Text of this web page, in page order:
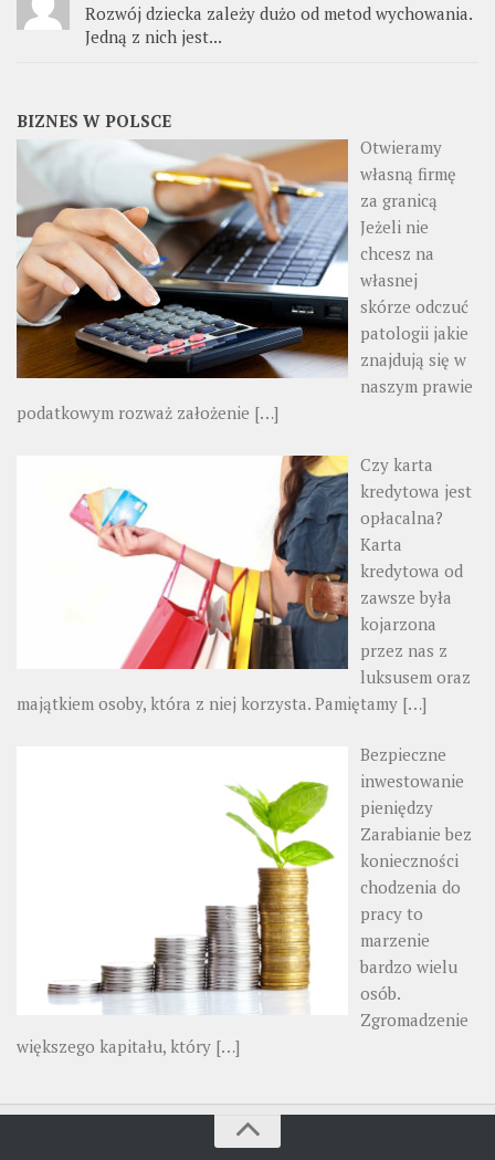
Rozwój dziecka zależy dużo od metod wychowania.
Jedną z nich jest...
BIZNES W POLSCE
Otwieramy
własną firmę
za granicą
Jeżeli nie
chcesz na
własnej
skórze odczuć
patologii jakie
znajdują się w
naszym prawie
podatkowym rozważ założenie […]
Czy karta
kredytowa jest
opłacalna?
Karta
kredytowa od
zawsze była
kojarzona
przez nas z
luksusem oraz
majątkiem osoby, która z niej korzysta. Pamiętamy […]
Bezpieczne
inwestowanie
pieniędzy
Zarabianie bez
konieczności
chodzenia do
pracy to
marzenie
bardzo wielu
osób.
Zgromadzenie
większego kapitału, który […]